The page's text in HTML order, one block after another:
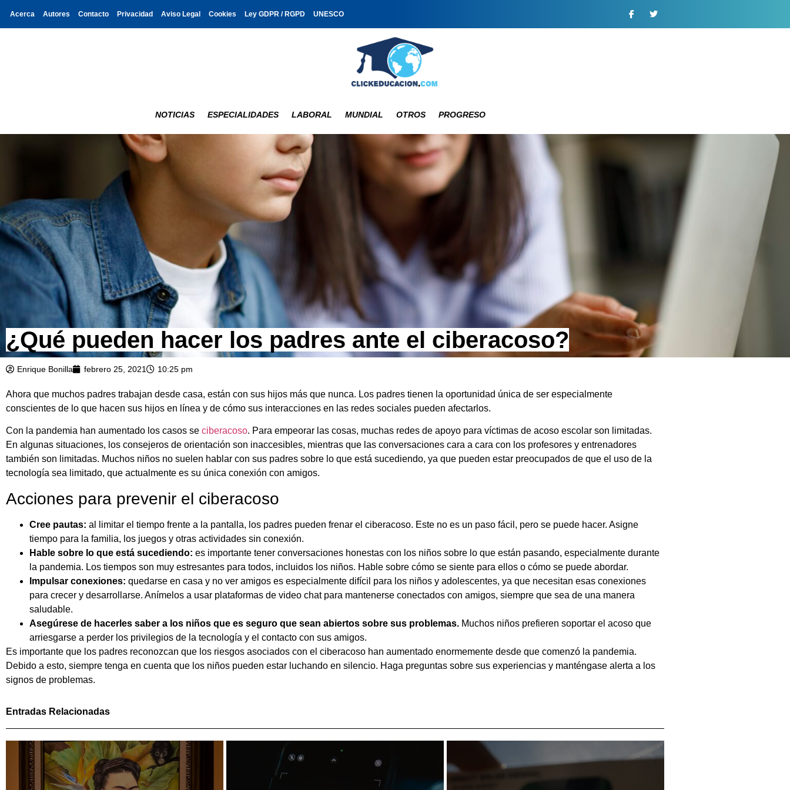
Acerca Autores Contacto Privacidad Aviso Legal Cookies Ley GDPR / RGPD UNESCO
NOTICIAS ESPECIALIDADES LABORAL MUNDIAL OTROS PROGRESO
¿Qué pueden hacer los padres ante el ciberacoso?
Enrique Bonilla febrero 25, 2021 10:25 pm
Ahora que muchos padres trabajan desde casa, están con sus hijos más que nunca. Los padres tienen la oportunidad única de ser especialmente
conscientes de lo que hacen sus hijos en línea y de cómo sus interacciones en las redes sociales pueden afectarlos.
Con la pandemia han aumentado los casos se ciberacoso. Para empeorar las cosas, muchas redes de apoyo para víctimas de acoso escolar son limitadas.
En algunas situaciones, los consejeros de orientación son inaccesibles, mientras que las conversaciones cara a cara con los profesores y entrenadores
también son limitadas. Muchos niños no suelen hablar con sus padres sobre lo que está sucediendo, ya que pueden estar preocupados de que el uso de la
tecnología sea limitado, que actualmente es su única conexión con amigos.
Acciones para prevenir el ciberacoso
Cree pautas: al limitar el tiempo frente a la pantalla, los padres pueden frenar el ciberacoso. Este no es un paso fácil, pero se puede hacer. Asigne
tiempo para la familia, los juegos y otras actividades sin conexión.
Hable sobre lo que está sucediendo: es importante tener conversaciones honestas con los niños sobre lo que están pasando, especialmente durante
la pandemia. Los tiempos son muy estresantes para todos, incluidos los niños. Hable sobre cómo se siente para ellos o cómo se puede abordar.
Impulsar conexiones: quedarse en casa y no ver amigos es especialmente difícil para los niños y adolescentes, ya que necesitan esas conexiones
para crecer y desarrollarse. Anímelos a usar plataformas de video chat para mantenerse conectados con amigos, siempre que sea de una manera
saludable.
Asegúrese de hacerles saber a los niños que es seguro que sean abiertos sobre sus problemas. Muchos niños prefieren soportar el acoso que
arriesgarse a perder los privilegios de la tecnología y el contacto con sus amigos.
Es importante que los padres reconozcan que los riesgos asociados con el ciberacoso han aumentado enormemente desde que comenzó la pandemia.
Debido a esto, siempre tenga en cuenta que los niños pueden estar luchando en silencio. Haga preguntas sobre sus experiencias y manténgase alerta a los
signos de problemas.
Entradas Relacionadas